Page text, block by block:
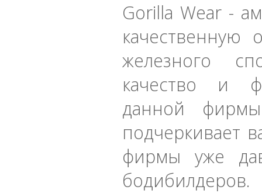
Gorilla Wear -
качественную
железного
качество и
данной
подчеркивает
фирмы уже
бодибилдеров.